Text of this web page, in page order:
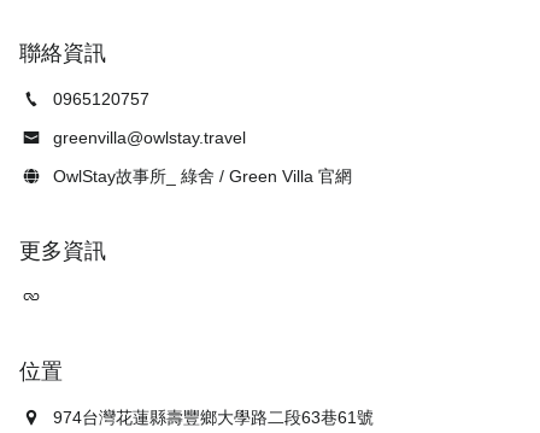
聯絡資訊
0965120757
greenvilla@owlstay.travel
OwlStay故事所_ 綠舍 / Green Villa 官網
更多資訊
位置
974台灣花蓮縣壽豐鄉大學路二段63巷61號